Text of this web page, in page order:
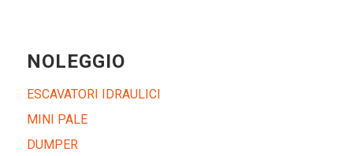
NOLEGGIO
ESCAVATORI IDRAULICI
MINI PALE
DUMPER